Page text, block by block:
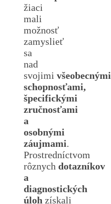
žiaci
mali
možnosť
zamyslieť
sa
nad
svojimi všeobecnými
schopnosťami,
špecifickými
zručnosťami
a
osobnými
záujmami.
Prostredníctvom
rôznych dotazníkov
a
diagnostických
úloh získali